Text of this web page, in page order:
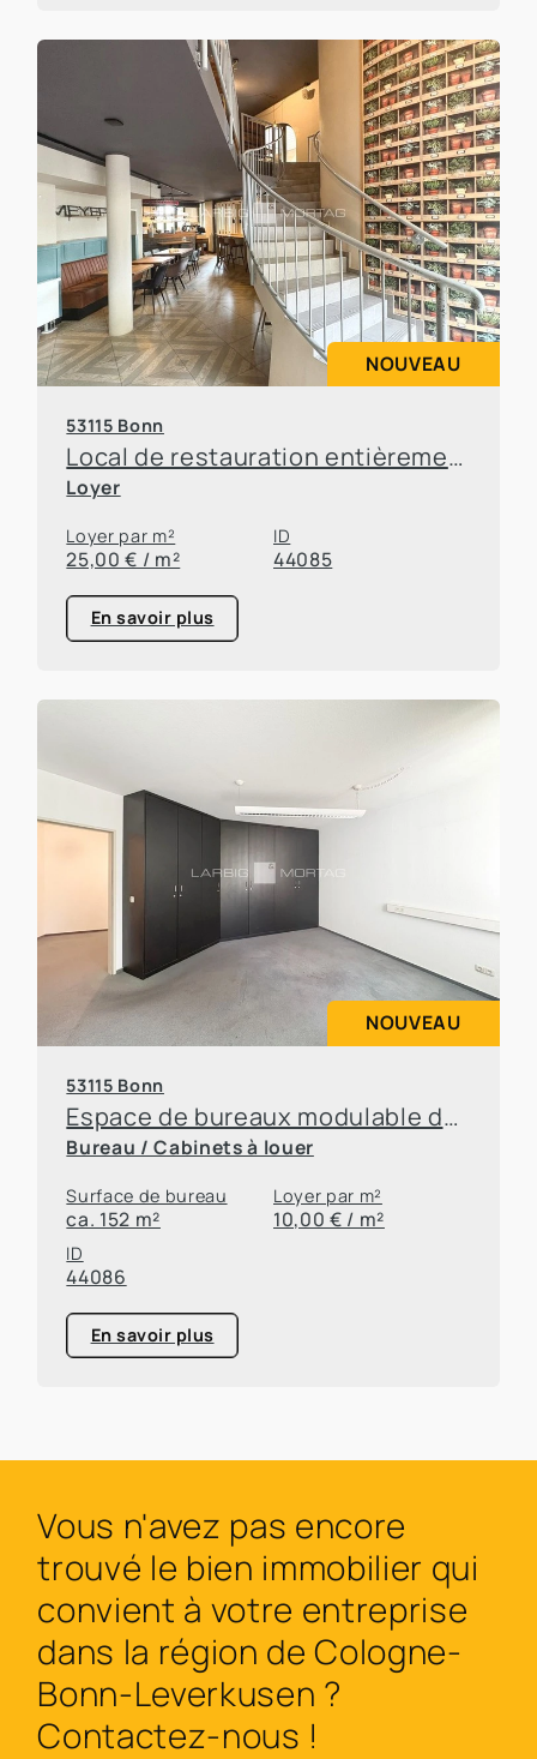
NOUVEAU
53115 Bonn
Local de restauration entièrement équipé, situé dans un emplacement de choix à Bonn-Poppelsdorf
Loyer
Loyer par m²
25,00 € / m²
ID
44085
En savoir plus
NOUVEAU
53115 Bonn
Espace de bureaux modulable dans un emplacement de choix à Bonn-Poppelsdorf
Bureau / Cabinets à louer
Surface de bureau
ca. 152 m²
Loyer par m²
10,00 € / m²
ID
44086
En savoir plus
Vous n'avez pas encore
trouvé le bien immobilier qui
convient à votre entreprise
dans la région de Cologne-
Bonn-Leverkusen ?
Contactez-nous !